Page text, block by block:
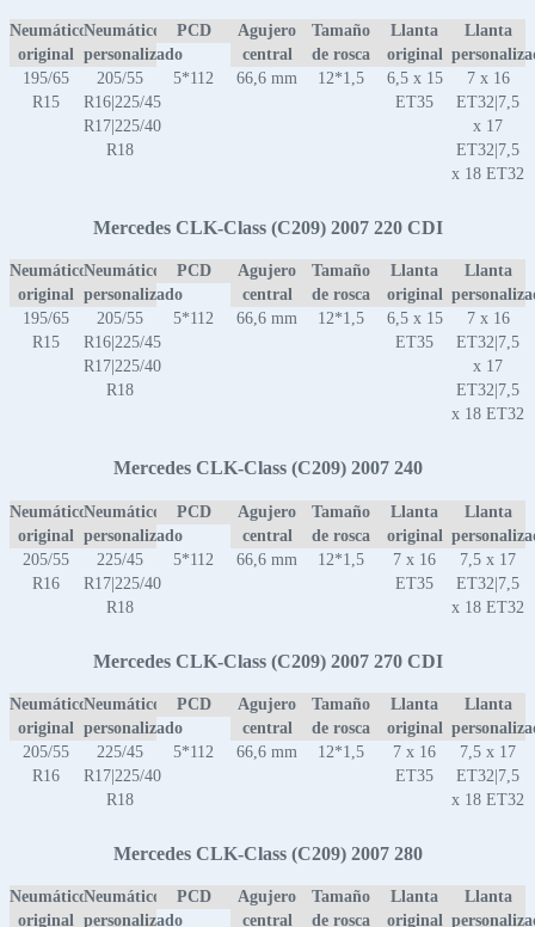
Neumático
original
Neumático
personalizado
PCD
Agujero
central
Tamaño
de rosca
Llanta
original
Llanta
195/65
R15
205/55
R16|225/45
R17|225/40
R18
5*112 66,6 mm 12*1,5
6,5 x 15
ET35
7 x 16
ET32|7,5
x 17
ET32|7,5
x 18 ET32
Mercedes CLK-Class (C209) 2007 220 CDI
Neumático
original
Neumático
personalizado
PCD
Agujero
central
Tamaño
de rosca
Llanta
original
Llanta
195/65
R15
205/55
R16|225/45
R17|225/40
R18
5*112 66,6 mm 12*1,5
6,5 x 15
ET35
7 x 16
ET32|7,5
x 17
ET32|7,5
x 18 ET32
Mercedes CLK-Class (C209) 2007 240
Neumático
original
Neumático
personalizado
PCD
Agujero
central
Tamaño
de rosca
Llanta
original
Llanta
205/55
R16
225/45
R17|225/40
R18
5*112 66,6 mm 12*1,5
7 x 16
ET35
7,5 x 17
ET32|7,5
x 18 ET32
Mercedes CLK-Class (C209) 2007 270 CDI
Neumático
original
Neumático
personalizado
PCD
Agujero
central
Tamaño
de rosca
Llanta
original
Llanta
205/55
R16
225/45
R17|225/40
R18
5*112 66,6 mm 12*1,5
7 x 16
ET35
7,5 x 17
ET32|7,5
x 18 ET32
Mercedes CLK-Class (C209) 2007 280
Neumático
original
Neumático
personalizado
PCD
Agujero
central
Tamaño
de rosca
Llanta
original
Llanta